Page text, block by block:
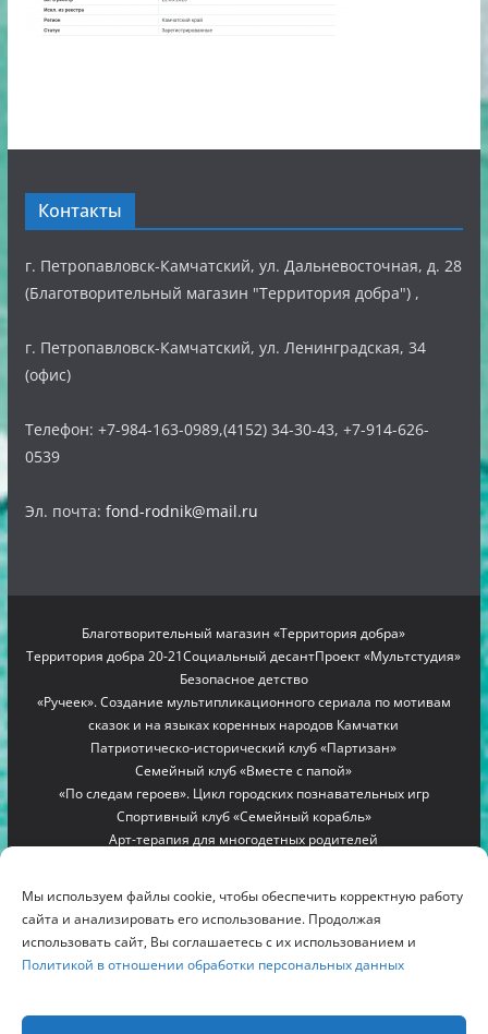
Мы используем файлы cookie, чтобы обеспечить корректную работу
сайта и анализировать его использование. Продолжая
использовать сайт, Вы соглашаетесь с их использованием и
Политикой в отношении обработки персональных данных
Контакты
г. Петропавловск-Камчатский, ул. Дальневосточная, д. 28
(Благотворительный магазин "Территория добра") ,
г. Петропавловск-Камчатский, ул. Ленинградская, 34
(офис)
Телефон: +7-984-163-0989,(4152) 34-30-43, +7-914-626-
0539
Эл. почта: fond-rodnik@mail.ru
Благотворительный магазин «Территория добра»
Территория добра 20-21Социальный десантПроект «Мультстудия»
Безопасное детство
«Ручеек». Создание мультипликационного сериала по мотивам
сказок и на языках коренных народов Камчатки
Патриотическо-исторический клуб «Партизан»
Семейный клуб «Вместе с папой»
«По следам героев». Цикл городских познавательных игр
Спортивный клуб «Семейный корабль»
Арт-терапия для многодетных родителей
Copyright © 2012-2026
БЛАГОТВОРИТЕЛЬНЫЙ ФОНД
"РОДНИК". All rights reserved.
Благотворительный фонд помощи многодетным семьям
Камчатки «Родник»